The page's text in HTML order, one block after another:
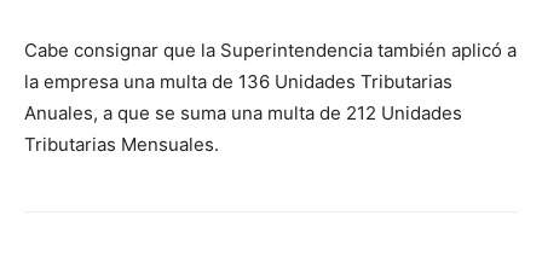
Cabe consignar que la Superintendencia también aplicó a
la empresa una multa de 136 Unidades Tributarias
Anuales, a que se suma una multa de 212 Unidades
Tributarias Mensuales.